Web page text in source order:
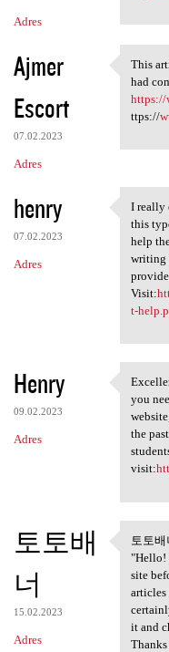
Adres
Ajmer
Escort
07.02.2023
Adres
This
This
had
https://
ttps://
henry
07.02.2023
Adres
I really
I really
this
help
writing
Visit:
t-
Henry
09.02.2023
Adres
you
the
visit:
토토배
너
15.02.2023
Adres
토토
토토배
"Hello!
site
articles
it and